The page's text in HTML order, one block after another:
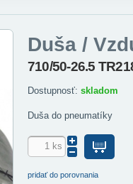
Duša /
710/50-26.5
Dostupnosť: skladom
Duša do pneumatíky
pridať do porovnania